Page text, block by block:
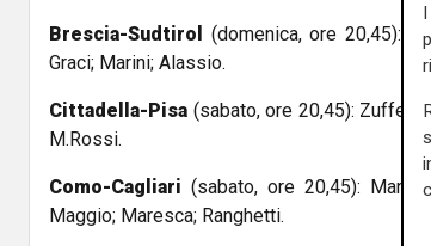
Brescia-Sudtirol
(domenica, ore 20,45):
Graci; Marini; Alassio.
Cittadella-Pisa (sabato, ore 20,45): Zufferli
M.Rossi.
Como-Cagliari (sabato, ore 20,45):
Maggio; Maresca; Ranghetti.